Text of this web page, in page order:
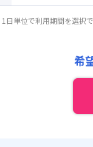
光熱費他 :
清掃料他 :
月額賃料目安(30
単位で利用期間を選択
希